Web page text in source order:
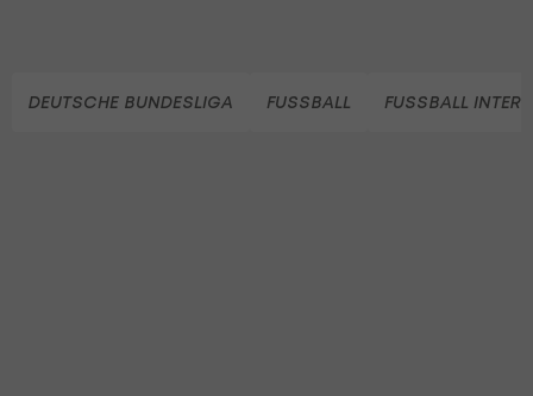
DEUTSCHE BUNDESLIGA FUSSBALL FUSSBALL